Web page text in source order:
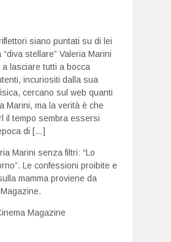
siano puntati su di lei
stellare” Valeria Marini
lasciare tutti a bocca
incuriositi dalla sua
cercano sul web quanti
Marini, ma la verità è che
il tempo sembra essersi
di […]
Marini senza filtri: “Lo
Le confessioni proibite e
mamma proviene da
.
Magazine